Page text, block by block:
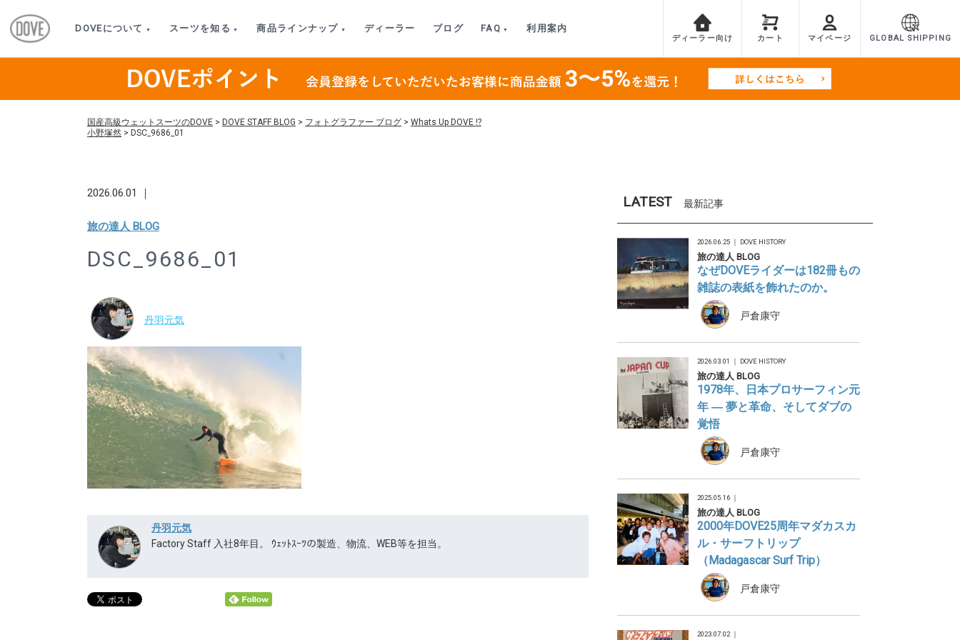
DOVEについて スーツを知る 商品ラインナップ ディーラー ブログ FAQ 利用案内
ディーラー向け カート マイページ GLOBAL SHIPPING
国産高級ウェットスーツのDOVE > DOVE STAFF BLOG > フォトグラファー ブログ > Whats Up DOVE !?
小野塚然 > DSC_9686_01
2026.06.01 ｜
旅の達人 BLOG
DSC_9686_01
丹羽元気
丹羽元気
Factory Staff 入社8年目。 ｳｪｯﾄｽｰﾂの製造、物流、WEB等を担当。
LATEST 最新記事
2026.06.25 ｜ DOVE HISTORY
旅の達人 BLOG
なぜDOVEライダーは182冊もの
雑誌の表紙を飾れたのか。
戸倉康守
2026.03.01 ｜ DOVE HISTORY
旅の達人 BLOG
1978年、日本プロサーフィン元
年 ― 夢と革命、そしてダブの
覚悟
戸倉康守
2025.05.16 ｜
旅の達人 BLOG
2000年DOVE25周年マダカスカ
ル・サーフトリップ
（Madagascar Surf Trip）
戸倉康守
2023.07.02 ｜